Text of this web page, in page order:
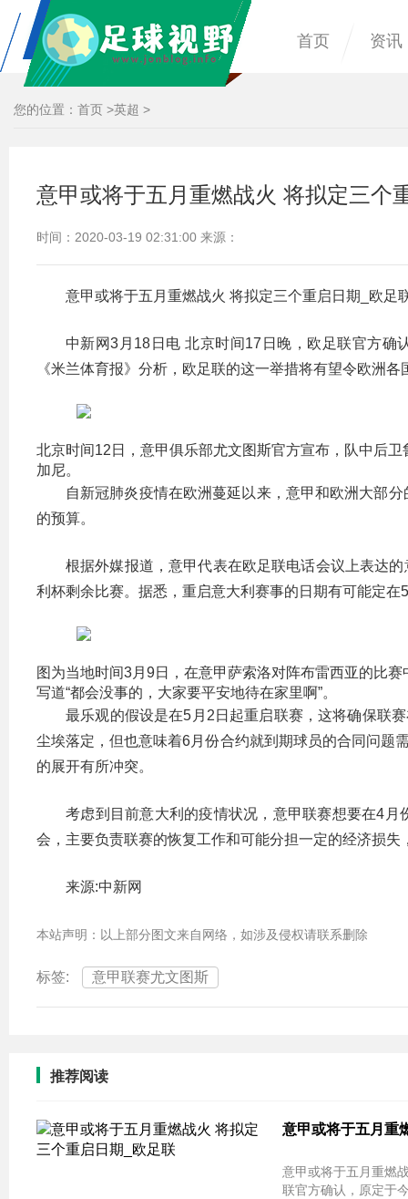
首页 资讯
您的位置： 首页 >英超 >
意甲或将于五月重燃战火 将拟定三个
时间：2020-03-19 02:31:00 来源：
意甲或将于五月重燃战火 将拟定三个重启日期_欧足
中新网3月18日电 北京时间17日晚，欧足联官方确
《米兰体育报》分析，欧足联的这一举措将有望令欧洲
北京时间12日，意甲俱乐部尤文图斯官方宣布，队中后
加尼。
自新冠肺炎疫情在欧洲蔓延以来，意甲和欧洲大部
的预算。
根据外媒报道，意甲代表在欧足联电话会议上表达
利杯剩余比赛。据悉，重启意大利赛事的日期有可能定
图为当地时间3月9日，在意甲萨索洛对阵布雷西亚的比
写道“都会没事的，大家要平安地待在家里啊”。
最乐观的假设是在5月2日起重启联赛，这将确保联
尘埃落定，但也意味着6月份合约就到期球员的合同问题
的展开有所冲突。
考虑到目前意大利的疫情状况，意甲联赛想要在4
会，主要负责联赛的恢复工作和可能分担一定的经济损
来源:中新网
本站声明：以上部分图文来自网络，如涉及侵权请联系删除
标签: 意甲联赛尤文图斯
推荐阅读
意甲或将于五月重
意甲或将于五月重燃
联官方确认，原定于